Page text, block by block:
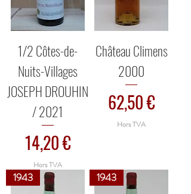
1/2 Côtes-de-
Nuits-Villages
JOSEPH DROUHIN
/ 2021
Prix
14,20 €
Hors TVA
Château Climens
2000
Prix
62,50 €
Hors TVA
1943 1943